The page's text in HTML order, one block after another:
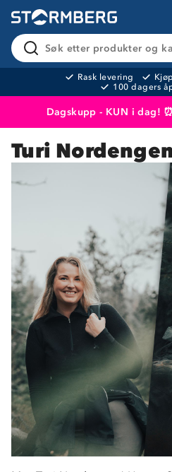
Søk etter produkter og
Rask levering
100 dagers
Dagskupp - KUN i dag!
Produktet er lagt i
Turi